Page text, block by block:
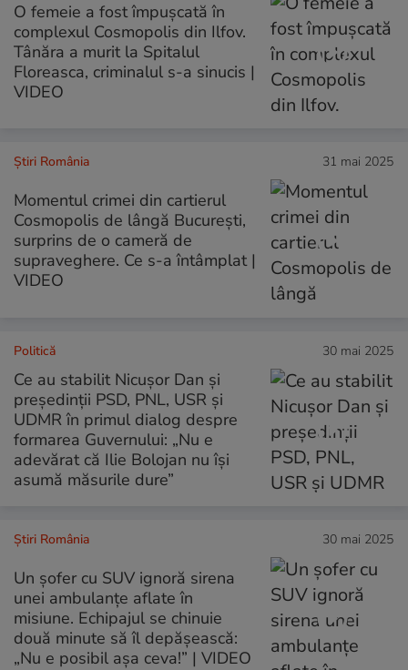
O femeie a fost împușcată în
complexul Cosmopolis din Ilfov.
Tânăra a murit la Spitalul
Floreasca, criminalul s-a sinucis |
VIDEO
Știri România 31 mai 2025
Momentul crimei din cartierul
Cosmopolis de lângă București,
surprins de o cameră de
supraveghere. Ce s-a întâmplat |
VIDEO
Politică 30 mai 2025
Ce au stabilit Nicușor Dan și
președinții PSD, PNL, USR și
UDMR în primul dialog despre
formarea Guvernului: „Nu e
adevărat că Ilie Bolojan nu își
asumă măsurile dure”
Știri România 30 mai 2025
Un șofer cu SUV ignoră sirena
unei ambulanțe aflate în
misiune. Echipajul se chinuie
două minute să îl depășească:
„Nu e posibil așa ceva!” | VIDEO